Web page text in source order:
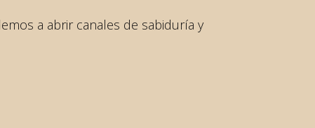
a abrir canales de sabiduría y